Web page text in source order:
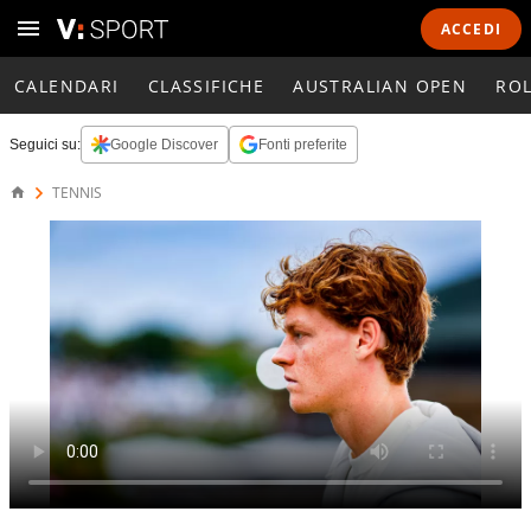
ACCEDI
CALENDARI CLASSIFICHE AUSTRALIAN OPEN
Seguici su: Google Discover Fonti preferite
TENNIS